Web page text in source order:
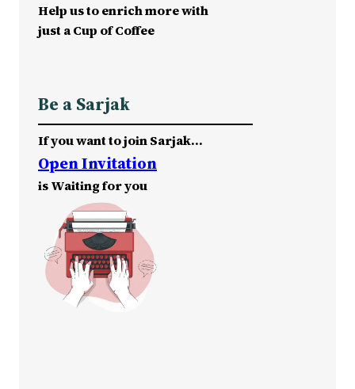
Help us to enrich more with
just a Cup of Coffee
Be a Sarjak
If you want to join Sarjak…
Open Invitation
is Waiting for you